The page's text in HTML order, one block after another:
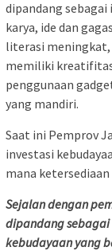
dipandang
karya, ide dan
literasi meningkat,
memiliki
penggunaan
yang mandiri.
Saat ini Pemprov
investasi
mana
Sejalan dengan
dipandang
kebudayaan yang